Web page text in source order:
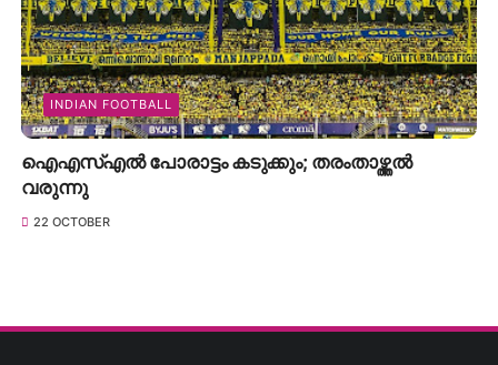
INDIAN FOOTBALL
ഐഎസ്എൽ പോരാട്ടം കടുക്കും; തരംതാഴ്ത്തൽ
വരുന്നു
22 OCTOBER